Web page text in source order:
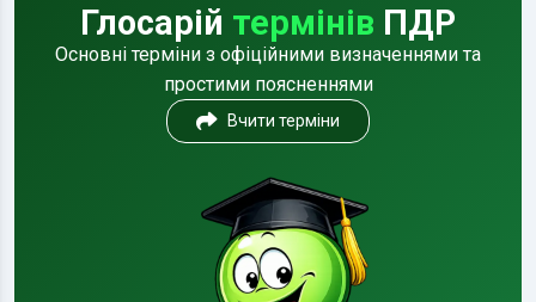
Глосарій термінів ПДР
Основні терміни з офіційними визначеннями та
простими поясненнями
Вчити терміни